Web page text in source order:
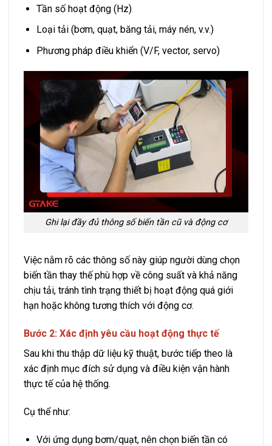
Tần số hoạt động (Hz)
Loại tải (bơm, quạt, băng tải, máy nén, v.v.)
Phương pháp điều khiển (V/F, vector, servo)
Ghi lại đầy đủ thông số biến tần cũ và động cơ
Việc nắm rõ các thông số này giúp người dùng chọn
biến tần thay thế phù hợp về công suất và khả năng
chịu tải, tránh tình trạng thiết bị hoạt động quá giới
hạn hoặc không tương thích với động cơ.
Bước 2: Xác định yêu cầu hoạt động thực tế
Sau khi thu thập dữ liệu kỹ thuật, bước tiếp theo là
xác định mục đích sử dụng và điều kiện vận hành
thực tế của hệ thống.
Cụ thể như:
Với ứng dụng bơm/quạt, nên chọn biến tần có